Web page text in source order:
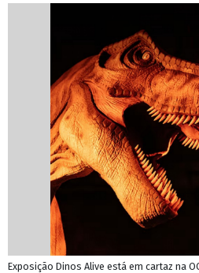
Exposição Dinos Alive está em cartaz na